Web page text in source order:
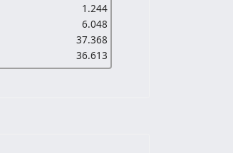
1.244
6.048
37.368
36.613